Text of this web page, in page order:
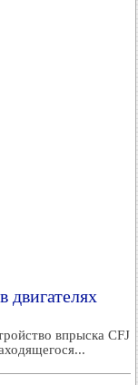
двигателях
впрыска CFJ